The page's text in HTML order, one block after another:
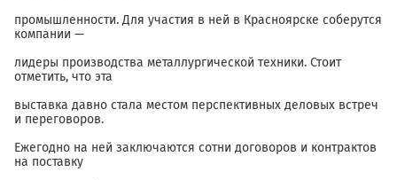
промышленности. Для участия в ней в Красноярске соберутся
компании —
лидеры производства металлургической техники. Стоит
отметить, что эта
выставка давно стала местом перспективных деловых встреч
и переговоров.
Ежегодно на ней заключаются сотни договоров и контрактов
на поставку